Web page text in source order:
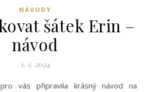
NÁVODY
šátek Erin –
návod
1. 1. 2024